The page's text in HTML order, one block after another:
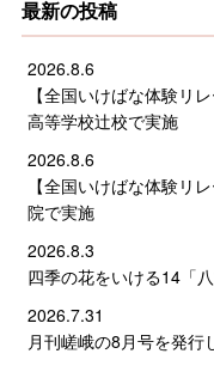
最新の投稿
2026.8.6
【全国いけばな体験
高等学校辻校で実施
2026.8.6
【全国いけばな体験
院で実施
2026.8.3
四季の花をいける14「
2026.7.31
月刊嵯峨の8月号を発行